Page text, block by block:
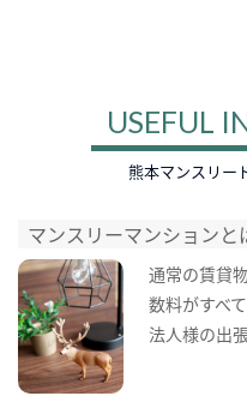
USEFUL
熊本マンスリー
マンスリーマンションと
通常の賃貸
数料がすべ
法人様の出